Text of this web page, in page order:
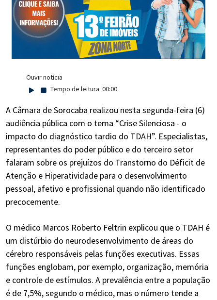
Ouvir notícia
Tempo de leitura: 00:00
A Câmara de Sorocaba realizou nesta segunda-feira (6)
audiência pública com o tema “Crise Silenciosa - o
impacto do diagnóstico tardio do TDAH”. Especialistas,
representantes do poder público e do terceiro setor
falaram sobre os prejuízos do Transtorno do Déficit de
Atenção e Hiperatividade para o desenvolvimento
pessoal, afetivo e profissional quando não identificado
precocemente.
O médico Marcos Roberto Feltrin explicou que o TDAH é
um distúrbio do neurodesenvolvimento de áreas do
cérebro responsáveis pelas funções executivas. Essas
funções englobam, por exemplo, organização, memória
e controle de estímulos. A prevalência entre a população
é de 7,5%, segundo o médico, mas o número tende a